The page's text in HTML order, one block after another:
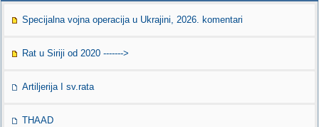
Specijalna vojna operacija u Ukrajini, 2026. komentari
Rat u Siriji od 2020 ------->
Artiljerija I sv.rata
THAAD